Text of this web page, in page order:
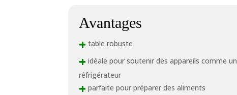
Avantages
+ table robuste
+ idéale pour soutenir des appareils comme un
réfrigérateur
+ parfaite pour préparer des aliments